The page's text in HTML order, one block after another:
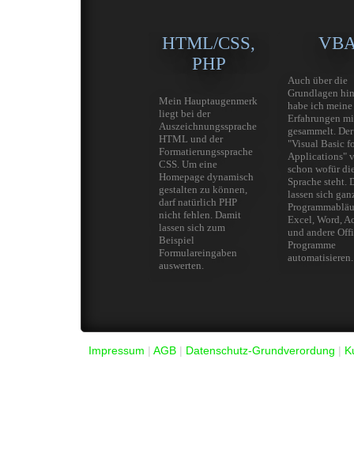
HTML/CSS,
PHP
Mein Hauptaugenmerk
liegt bei der
Auszeichnungssprache
HTML und der
Formatierungssprache
CSS. Um eine
Homepage dynamisch
gestalten zu können,
darf natürlich PHP
nicht fehlen. Damit
lassen sich zum
Beispiel
Formulareingaben
auswerten.
Auch über die
Grundlagen
habe ich meine
Erfahrungen
gesammelt.
"Visual Basic
Applications"
schon wofür
Sprache steht.
lassen sich
Excel, Word,
und andere
Programme
automatisieren.
Impressum |AGB | Datenschutz-Grundverordung |